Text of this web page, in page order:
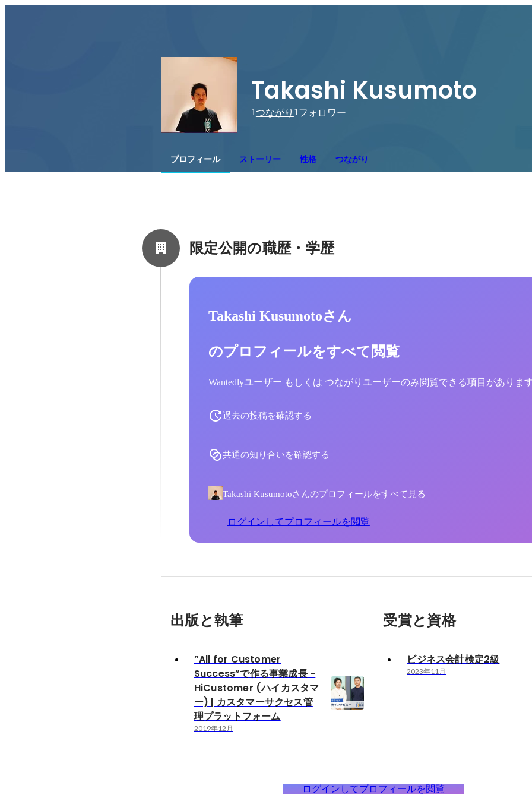
Takashi Kusumoto
1つながり 1 フォロワー
プロフィール ストーリー 性格 つながり
限定公開の職歴・学歴
Takashi Kusumotoさん
のプロフィールをすべて閲覧
Wantedlyユーザー もしくは つながりユーザーのみ閲覧できる項目がありま
過去の投稿を確認する
共通の知り合いを確認する
Takashi Kusumotoさんのプロフィールをすべて見る
ログインしてプロフィールを閲覧
出版と執筆
”All for Customer
Success”で作る事業成長 -
HiCustomer (ハイカスタマ
ー) | カスタマーサクセス管
理プラットフォーム
2019年12月
受賞と資格
ビジネス会計検定2級
2023年11月
ログインしてプロフィールを閲覧